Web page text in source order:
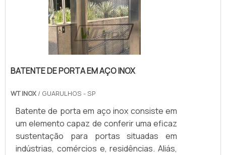
BATENTE DE PORTA EM AÇO INOX
WT INOX / GUARULHOS - SP
Batente de porta em aço inox consiste em
um elemento capaz de conferir uma eficaz
sustentação para portas situadas em
indústrias, comércios e, residências. Aliás,